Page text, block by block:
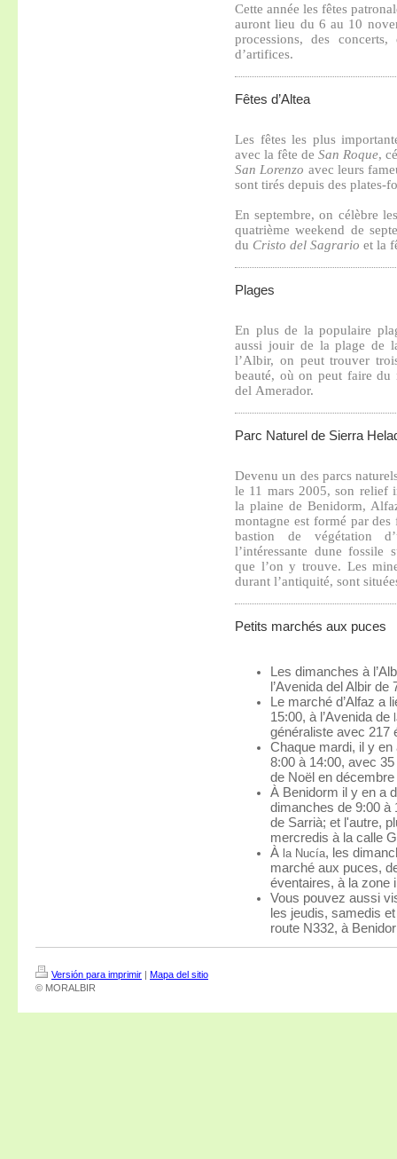
Cette année les fêtes
auront lieu du 6 au 10
processions, des
d’artifices.
Fêtes d’Altea
Les fêtes les plus
avec la fête deSan Roque,
San Lorenzo avec leurs
sont tirés depuis des plates-
En septembre, on célèbre
quatrième weekend de
du Cristo del Sagrario et la
Plages
En plus de la populaire
aussi jouir de la plage de
l’Albir, on peut trouver
beauté, où on peut faire
del Amerador.
Parc Naturel de Sierra
Devenu un des parcs
le 11 mars 2005, son relief
la plaine de Benidorm,
montagne est formé par
bastion de végétation
l’intéressante dune fossile
que l’on y trouve. Les
durant l’antiquité, sont
Petits marchés aux puces
Les dimanches à
l’Avenida del Albir
Le marché d’Alfaz a
15:00, à l’Avenida de
généraliste avec 217
Chaque mardi, il y en
8:00 à 14:00, avec
de Noël en
À Benidorm il y en a
dimanches de 9:00 à
de Sarrià; et l'autre,
mercredis à la calle
À la Nucía, les
marché aux puces,
éventaires, à la zone
Vous pouvez aussi
les jeudis, samedis
route N332, à
Versión para imprimir | Mapa del sitio
© MORALBIR